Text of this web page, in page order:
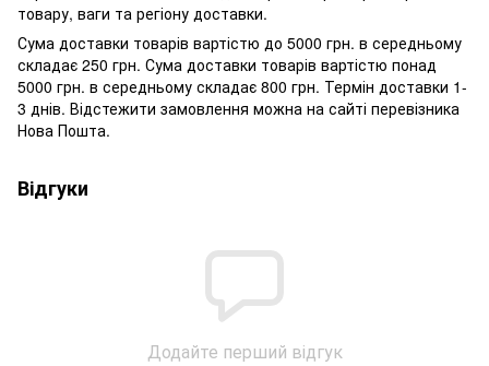
товару, ваги та регіону доставки.
Сума доставки товарів вартістю до 5000 грн. в середньому
складає 250 грн. Сума доставки товарів вартістю понад
5000 грн. в середньому складає 800 грн. Термін доставки 1-
3 днів. Відстежити замовлення можна на сайті перевізника
Нова Пошта.
Відгуки
Додайте перший відгук